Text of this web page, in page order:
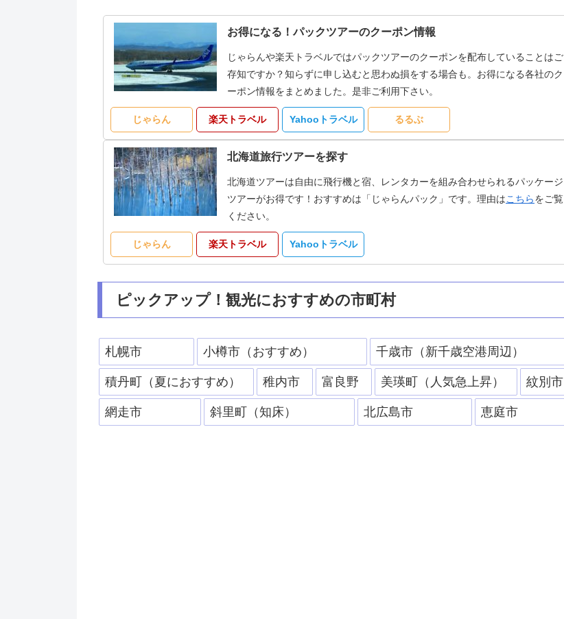
お得になる！パックツアーのクーポン情報
じゃらんや楽天トラベルではパックツアーのクーポンを配布していることはご
存知ですか？知らずに申し込むと思わぬ損をする場合も。お得になる各社のク
ーポン情報をまとめました。是非ご利用下さい。
じゃらん 楽天トラベル Yahooトラベル るるぶ
北海道旅行ツアーを探す
北海道ツアーは自由に飛行機と宿、レンタカーを組み合わせられるパッケージ
ツアーがお得です！おすすめは「じゃらんパック」です。理由はこちらをご覧
ください。
じゃらん 楽天トラベル Yahooトラベル
ピックアップ！観光におすすめの市町村
札幌市 小樽市（おすすめ） 千歳市（新千歳空港周辺）
積丹町（夏におすすめ） 稚内市 富良野 美瑛町（人気急上昇） 紋別市
網走市 斜里町（知床） 北広島市 恵庭市